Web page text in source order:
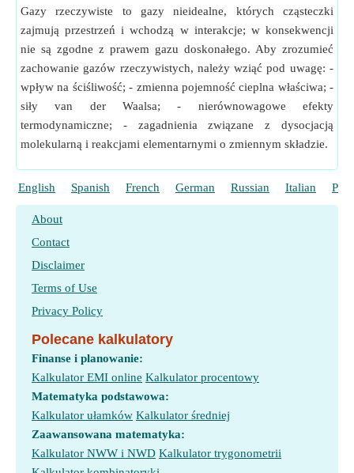
Gazy rzeczywiste to gazy nieidealne, których cząsteczki
zajmują przestrzeń i wchodzą w interakcje; w konsekwencji
nie są zgodne z prawem gazu doskonałego. Aby zrozumieć
zachowanie gazów rzeczywistych, należy wziąć pod uwagę: -
wpływ na ściśliwość; - zmienna pojemność cieplna właściwa; -
siły van der Waalsa; - nierównowagowe efekty
termodynamiczne; - zagadnienia związane z dysocjacją
molekularną i reakcjami elementarnymi o zmiennym składzie.
English Spanish French German Russian Italian
About
Contact
Disclaimer
Terms of Use
Privacy Policy
Polecane kalkulatory
Finanse i planowanie:
Kalkulator EMI online Kalkulator procentowy
Matematyka podstawowa:
Kalkulator ułamków Kalkulator średniej
Zaawansowana matematyka:
Kalkulator NWW i NWD Kalkulator trygonometrii